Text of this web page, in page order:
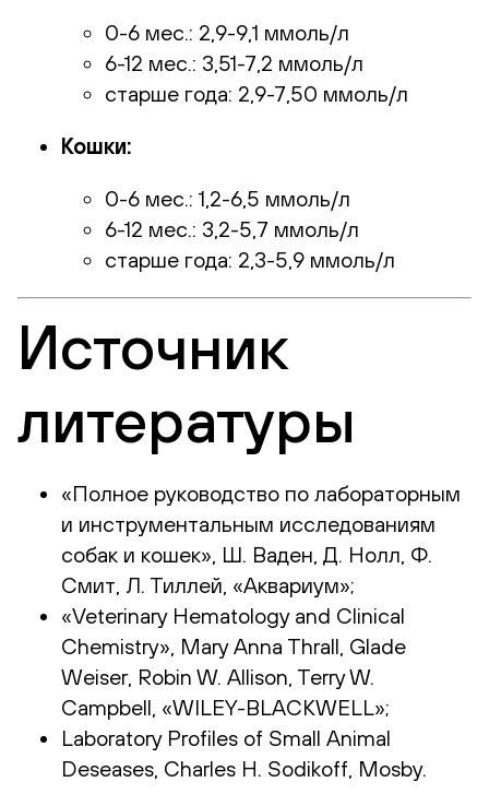
0-6 мес.: 2,9-9,1 ммоль/л
6-12 мес.: 3,51-7,2 ммоль/л
старше года: 2,9-7,50 ммоль/л
Кошки:
0-6 мес.: 1,2-6,5 ммоль/л
6-12 мес.: 3,2-5,7 ммоль/л
старше года: 2,3-5,9 ммоль/л
Источник
литературы
«Полное руководство по лабораторным
и инструментальным исследованиям
собак и кошек», Ш. Ваден, Д. Нолл, Ф.
Смит, Л. Тиллей, «Аквариум»;
«Veterinary Hematology and Clinical
Chemistry», Mary Anna Thrall, Glade
Weiser, Robin W. Allison, Terry W.
Campbell, «WILEY-BLACKWELL»;
Laboratory Profiles of Small Animal
Deseases, Charles H. Sodikoff, Mosby.